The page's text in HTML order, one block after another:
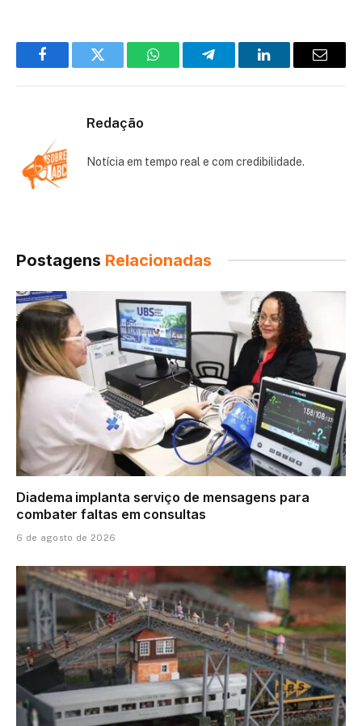
FacebookTwitter WhatsAppTelegramLinkedInEmail
Redação
Notícia em tempo real e com credibilidade.
Postagens Relacionadas
Diadema implanta serviço de mensagens para
combater faltas em consultas
6 de agosto de 2026